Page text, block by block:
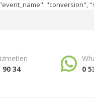
"conversion",
90 34
0